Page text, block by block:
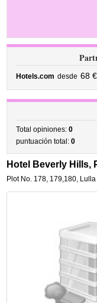
Hotels.com desde 68 €
Total opiniones:0
puntuación total:0
Hotel Beverly Hills,
Plot No. 178, 179,180,